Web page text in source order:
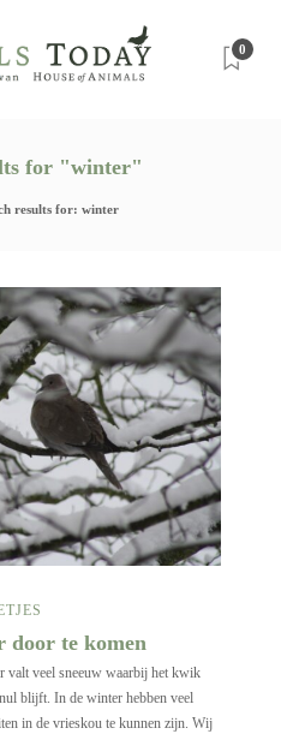
0
for "winter"
results for: winter
door te komen
valt veel sneeuw waarbij het kwik
blijft. In de winter hebben veel
in de vrieskou te kunnen zijn. Wij